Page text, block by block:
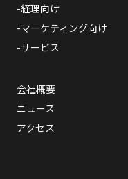
プライバシーポリシー
-経理向け
-マーケティング向け
-サービス
会社概要
ニュース
アクセス